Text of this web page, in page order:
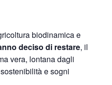
biodinamica e
deciso di restare, il
vera, lontana dagli
e sogni